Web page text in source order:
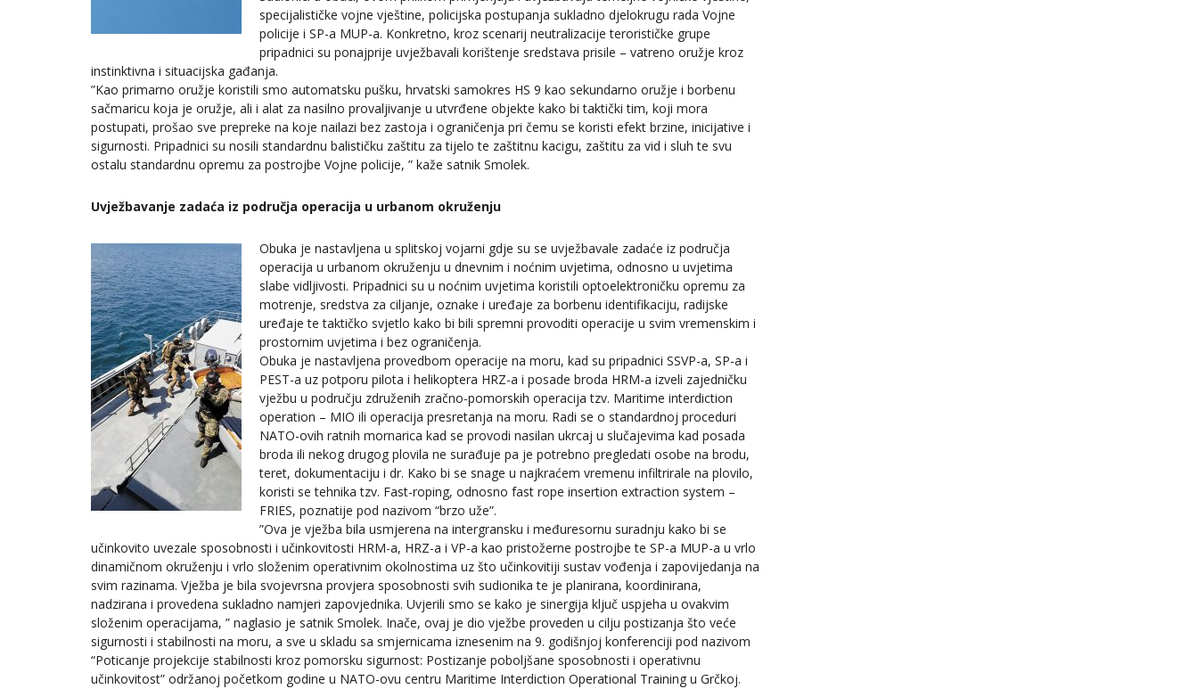
specijalističke vojne vještine, policijska postupanja sukladno djelokrugu rada Vojne
policije i SP-a MUP-a. Konkretno, kroz scenarij neutralizacije terorističke grupe
pripadnici su ponajprije uvježbavali korištenje sredstava prisile – vatreno oružje kroz
instinktivna i situacijska gađanja.
”Kao primarno oružje koristili smo automatsku pušku, hrvatski samokres HS 9 kao sekundarno oružje i borbenu
sačmaricu koja je oružje, ali i alat za nasilno provaljivanje u utvrđene objekte kako bi taktički tim, koji mora
postupati, prošao sve prepreke na koje nailazi bez zastoja i ograničenja pri čemu se koristi efekt brzine, inicijative i
sigurnosti. Pripadnici su nosili standardnu balističku zaštitu za tijelo te zaštitnu kacigu, zaštitu za vid i sluh te svu
ostalu standardnu opremu za postrojbe Vojne policije, ” kaže satnik Smolek.
Uvježbavanje zadaća iz područja operacija u urbanom okruženju
Obuka je nastavljena u splitskoj vojarni gdje su se uvježbavale zadaće iz područja
operacija u urbanom okruženju u dnevnim i noćnim uvjetima, odnosno u uvjetima
slabe vidljivosti. Pripadnici su u noćnim uvjetima koristili optoelektroničku opremu za
motrenje, sredstva za ciljanje, oznake i uređaje za borbenu identifikaciju, radijske
uređaje te taktičko svjetlo kako bi bili spremni provoditi operacije u svim vremenskim i
prostornim uvjetima i bez ograničenja.
Obuka je nastavljena provedbom operacije na moru, kad su pripadnici SSVP-a, SP-a i
PEST-a uz potporu pilota i helikoptera HRZ-a i posade broda HRM-a izveli zajedničku
vježbu u području združenih zračno-pomorskih operacija tzv. Maritime interdiction
operation – MIO ili operacija presretanja na moru. Radi se o standardnoj proceduri
NATO-ovih ratnih mornarica kad se provodi nasilan ukrcaj u slučajevima kad posada
broda ili nekog drugog plovila ne surađuje pa je potrebno pregledati osobe na brodu,
teret, dokumentaciju i dr. Kako bi se snage u najkraćem vremenu infiltrirale na plovilo,
koristi se tehnika tzv. Fast-roping, odnosno fast rope insertion extraction system –
FRIES, poznatije pod nazivom “brzo uže”.
”Ova je vježba bila usmjerena na intergransku i međuresornu suradnju kako bi se
učinkovito uvezale sposobnosti i učinkovitosti HRM-a, HRZ-a i VP-a kao pristožerne postrojbe te SP-a MUP-a u vrlo
dinamičnom okruženju i vrlo složenim operativnim okolnostima uz što učinkovitiji sustav vođenja i zapovijedanja na
svim razinama. Vježba je bila svojevrsna provjera sposobnosti svih sudionika te je planirana, koordinirana,
nadzirana i provedena sukladno namjeri zapovjednika. Uvjerili smo se kako je sinergija ključ uspjeha u ovakvim
složenim operacijama, ” naglasio je satnik Smolek. Inače, ovaj je dio vježbe proveden u cilju postizanja što veće
sigurnosti i stabilnosti na moru, a sve u skladu sa smjernicama iznesenim na 9. godišnjoj konferenciji pod nazivom
“Poticanje projekcije stabilnosti kroz pomorsku sigurnost: Postizanje poboljšane sposobnosti i operativnu
učinkovitost” održanoj početkom godine u NATO-ovu centru Maritime Interdiction Operational Training u Grčkoj.